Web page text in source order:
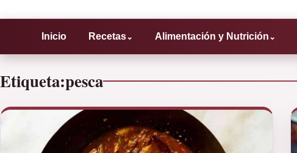
Inicio Recetas⌄ Alimentación y Nutrición ⌄
Etiqueta:pesca